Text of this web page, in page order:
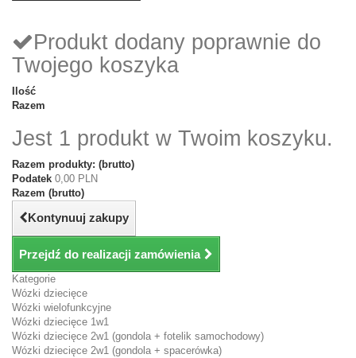
Produkt dodany poprawnie do
Twojego koszyka
Ilość
Razem
Jest 1 produkt w Twoim koszyku.
Razem produkty: (brutto)
Podatek 0,00 PLN
Razem (brutto)
Kontynuuj zakupy
Przejdź do realizacji zamówienia
Kategorie
Wózki dziecięce
Wózki wielofunkcyjne
Wózki dziecięce 1w1
Wózki dziecięce 2w1 (gondola + fotelik samochodowy)
Wózki dziecięce 2w1 (gondola + spacerówka)